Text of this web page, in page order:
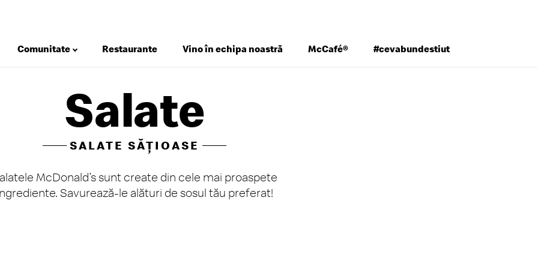
Deserturi
Micul Dejun
Gustări
Happy Meal®
Comunitate Restaurante Vino în echipa noastră McCafé® #cevabundestiut
Salate
SALATE SĂȚIOASE
McDonald’s sunt create din cele mai proaspete
Savurează-le alături de sosul tău preferat!